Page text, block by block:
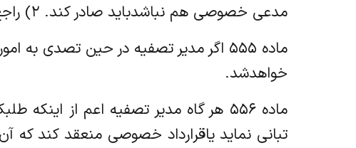
مدعی خصوصی هم نباشد‌باید صادر کند. ۲) راجع به ضرر و خساراتی که ادعا شده است.
ماده ۵۵۵ اگر مدیر تصفیه در حین
خواهد‌شد.
ماده ۵۵۶ هر گاه مدیر تصفیه اعم از
تبانی نماید یا‌قرارداد خصوصی منعقد کند که